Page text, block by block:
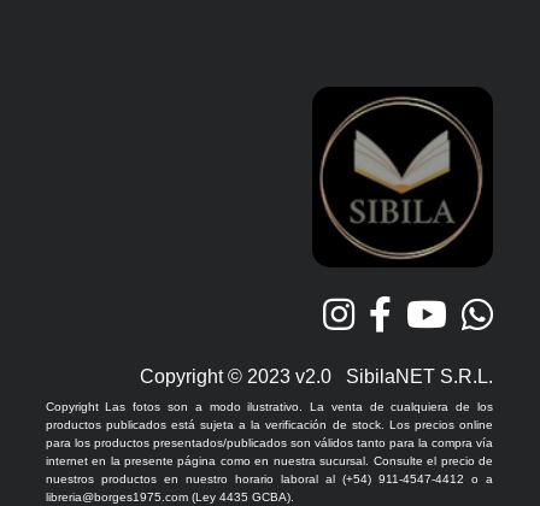
Copyright © 2023 v2.0 SibilaNET S.R.L.
Copyright Las fotos son a modo ilustrativo. La venta de cualquiera de los
productos publicados está sujeta a la verificación de stock. Los precios online
para los productos presentados/publicados son válidos tanto para la compra vía
internet en la presente página como en nuestra sucursal. Consulte el precio de
nuestros productos en nuestro horario laboral al (+54) 911-4547-4412 o a
libreria@borges1975.com (Ley 4435 GCBA).